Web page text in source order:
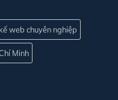
web chuyên nghiệp
Minh